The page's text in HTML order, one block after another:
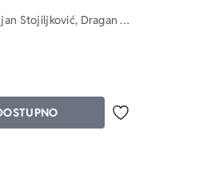
Stojiljković, Dragan
Dodaj u omiljene